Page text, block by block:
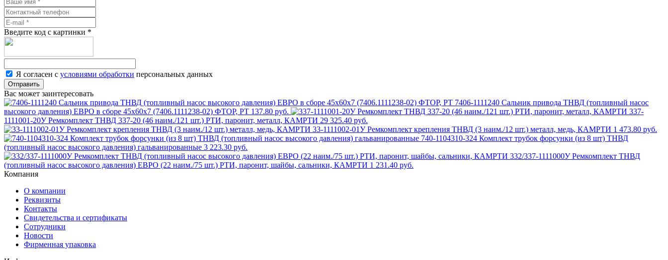
Введите код с картинки *
Я согласен с условиями обработки персональных данных
Отправить
Вас может заинтересовать
7406-1111240 Сальник привода ТНВД (топливный насос
высокого давления) ЕВРО в сборе 45х60х7 (7406.1111238-02) ФТОР, РТ 137.80 руб.
337-
1111001-20У Ремкомплект ТНВД 337-20 (46 наим./121 шт.) РТИ, паронит, металл, КАМРТИ 29 325.40 руб.
33-1111002-01У Ремкомплект крепления ТНВД (3 наим./12 шт.) металл, медь, КАМРТИ 1 473.80 руб.
740-1104310-324 Комплект трубок форсунки (из 8 шт) ТНВД
(топливный насос высокого давления) гальванированные 3 223.30 руб.
332/337-1111000У Ремкомплект ТНВД
(топливный насос высокого давления) ЕВРО (22 наим./75 шт.) РТИ, паронит, шайбы, сальники, КАМРТИ 1 231.40 руб.
Компания
О компании
Реквизиты
Контакты
Свидетельства и сертификаты
Сотрудники
Новости
Фирменная упаковка